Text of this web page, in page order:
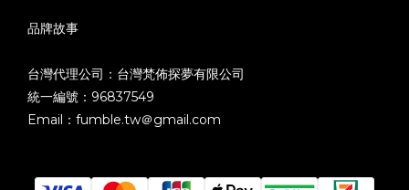
品牌故事
台灣代理公司：台灣梵佈探夢有限公司
統一編號：96837549
Email：fumble.tw＠gmail.com